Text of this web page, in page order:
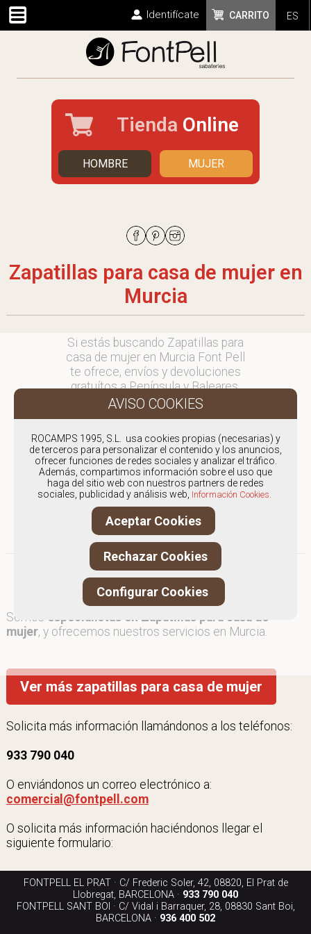
ES
CARRITO
Identifícate
Tienda Online
HOMBRE MUJER
Zapatillas para casa de mujer en
Murcia
Si estás buscando Zapatillas para
casa de mujer en Murcia Font Pell
te ofrece, envíos y devoluciones
gratuítos a Península y Baleares,
para otros destinos consultar
en comercial@fontpell.com.
Los envíos a Murcia gestionados
entre semana se entregarán en
menos de 48 horas; los pedidos
realizados en fin de semana, el
producto se enviará a partir del
lunes.
Somos especialistas en Zapatillas para casa de
mujer, y ofrecemos nuestros servicios en Murcia.
Ver más zapatillas para casa de mujer
Solicita más información llamándonos a los teléfonos:
933 790 040
O enviándonos un correo electrónico a:
comercial@fontpell.com
O solicita más información haciéndonos llegar el
siguiente formulario:
FONTPELL EL PRAT · C/ Frederic Soler, 42, 08820, El Prat de
Llobregat, BARCELONA · 933 790 040
FONTPELL SANT BOI · C/ Vidal i Barraquer, 28, 08830 Sant Boi,
BARCELONA · 936 400 502
ROCAMPS 1995, S.L. usa cookies propias (necesarias) y
de terceros para personalizar el contenido y los anuncios,
ofrecer funciones de redes sociales y analizar el tráfico.
Además, compartimos información sobre el uso que
haga del sitio web con nuestros partners de redes
sociales, publicidad y análisis web, Información Cookies.
Aceptar Cookies
Rechazar Cookies
Configurar Cookies